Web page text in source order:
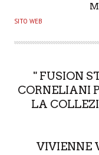
U
H
SITO WEB
" FUSION
CORNELIANI
LA
VIVIENNE